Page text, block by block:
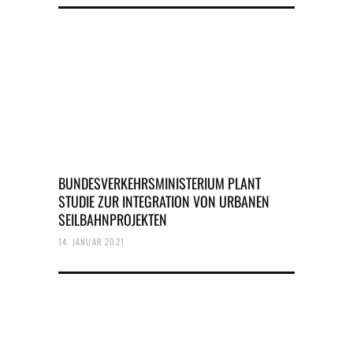
BUNDESVERKEHRSMINISTERIUM PLANT
STUDIE ZUR INTEGRATION VON URBANEN
SEILBAHNPROJEKTEN
14. JANUAR 2021